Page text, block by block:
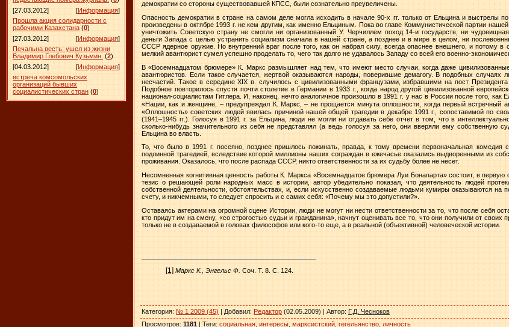
[27.03.2012]
[Информация]
Прошла акция солидарности с
рабочими Казахстана (0)
[27.03.2012]
[Информация]
Печальна весть: ушел из жизни
Владимир Глебович Кузьмин. (2)
[04.03.2012]
[Информация]
встреча комсомольских
организаций бывших
социалистических стран (0)
демократии со стороны существовавшей КПСС, были сознательно преувеличены.
Опасность демократии в стране на самом деле могла исходить в начале 90-х гг. только от Ельцина и выстрелы
произведены в октябре 1993 г. не кем другим, как именно Ельциным. Пока во главе Коммунистической партии
уничтожить Советскую страну не смогли ни организованный У. Черчиллем поход 14-и государств, ни
деньги Запада с целью устранить социализм сначала в нашей стране, а позднее и в мире в целом, ни
СССР ядерное оружие. Но внутренний враг после того, как он набрал силу, всегда опаснее внешнего, и потому в
мелкий авантюрист сумел успешно проделать то, чего так долго не удавалось Западу со всей его военно-
В «Восемнадцатом брюмере» К. Маркс размышляет над тем, что имеют место случаи, когда даже
авантюристов. Если такое случается, жертвой оказываются народы, поверившие демагогу. В подобных случаях
несчастий. Такое в середине XIX в. случилось с цивилизованными французами, избравшими на пост
Подобное повторилось спустя почти столетие в Германии в 1933 г., когда народ другой цивилизованной
национал-социалистам Гитлера. И, наконец, нечто аналогичное произошло в 1991 г. у нас в России после того, как
«Нации, как и женщине, – предупреждал К. Маркс, – не прощается минута оплошности, когда первый встречный
«Оплошность» советских людей явилась причиной нашей общей трагедии в декабре 1991 г., сопоставимой по
(1941–1945 гг.). Голосуя в 1991 г. за Ельцина, люди не могли ни отдавать себе отчет в том, что в
сколько-нибудь значительного из себя не представлял (а ведь голосуя за него, они вверяли ему собственную
Ельцина во власть.
То, что было в 1991 г. посеяно, позднее пришлось пожинать, правда, к тому времени первоначальная комедия
подлинной трагедией, вследствие которой миллионы наших сограждан в ежечасье оказались выдворенными из
проживания. Оказалось, что после распада СССР, никто ответственности за их судьбу более не несет.
Несомненная когнитивная ценность работы К. Маркса «Восемнадцатое брюмера Луи Бонапарта» состоит, в первую
тезис о решающей роли народных масс в истории, автор убедительно показал, что деятельность людей
собственной деятельности, обстоятельствах, и, если искусственно создаваемые людьми кумиры оказываются
счету, и никчемными, то следует спросить и с самих себя: «Почему мы это допустили?».
Оставаясь актерами на огромной сцене Истории, люди не могут ни нести ответственности за то, что после себя
кто придут им на смену, «со строгостью судьи и гражданина», начнут оценивать все то, что они получили от своих
только не в создаваемой в головах философов или кого-то еще, а в реальной (объективной) человеческой истории.
[1] Маркс К., Энгельс Ф. Соч. Т. 8. С . 124.
Категория: № 1 2009 (45) | Добавил: Редактор (02.05.2009) | Автор: Г.Д. Чесноков
Просмотров: 1181 | Теги: социальная интересы марксистский гегельянство личность